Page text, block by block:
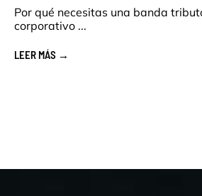
Por qué necesitas una banda
corporativo ...
LEER MÁS →